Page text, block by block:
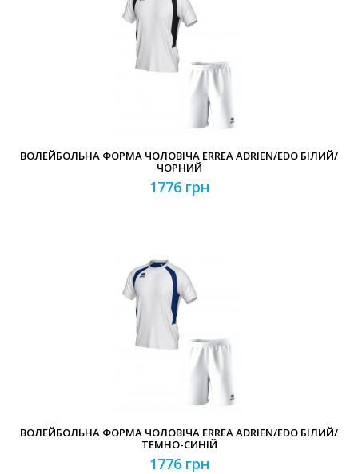
ВОЛЕЙБОЛЬНА ФОРМА ЧОЛОВІЧА ERREA ADRIEN/EDO БІЛИЙ/
ЧОРНИЙ
1776 грн
ВОЛЕЙБОЛЬНА ФОРМА ЧОЛОВІЧА ERREA ADRIEN/EDO БІЛИЙ/
ТЕМНО-СИНІЙ
1776 грн